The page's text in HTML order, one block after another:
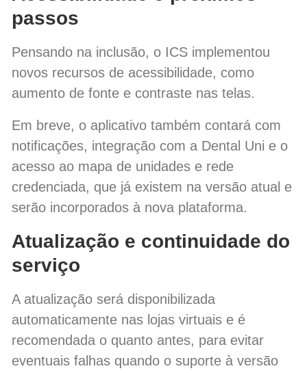
passos
Pensando na inclusão, o ICS implementou
novos recursos de acessibilidade, como
aumento de fonte e contraste nas telas.
Em breve, o aplicativo também contará com
notificações, integração com a Dental Uni e o
acesso ao mapa de unidades e rede
credenciada, que já existem na versão atual e
serão incorporados à nova plataforma.
Atualização e continuidade do
serviço
A atualização será disponibilizada
automaticamente nas lojas virtuais e é
recomendada o quanto antes, para evitar
eventuais falhas quando o suporte à versão